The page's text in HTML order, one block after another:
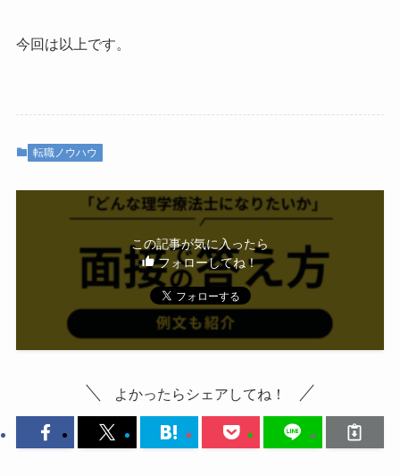
今回は以上です。
転職ノウハウ
この記事が気に入ったら
フォローしてね！
よかったらシェアしてね！